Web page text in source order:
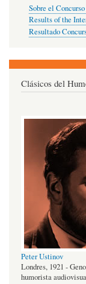
Sobre el
Results of the
Resultado
Clásicos del
Peter Ustinov
Londres, 1921 -
humorista